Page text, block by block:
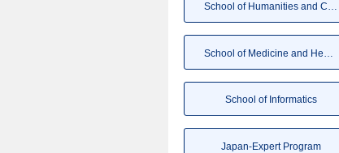
School of Humanities and Cu...
School of Informatics
Japan-Expert Program